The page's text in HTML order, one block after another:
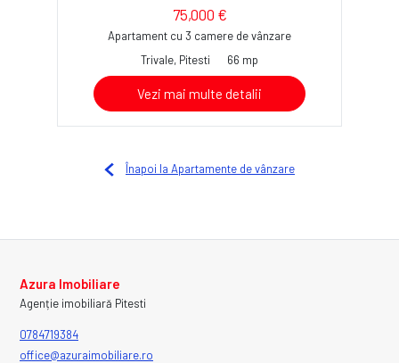
75,000 €
Apartament cu 3 camere de vânzare
Trivale, Pitesti
66 mp
Vezi mai multe detalii
Înapoi la Apartamente de vânzare
Azura Imobiliare
Agenție imobiliară Pitesti
0784719384
office@azuraimobiliare.ro